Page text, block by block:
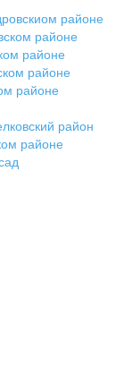
районе
районе
районе
районе
районе
район
районе